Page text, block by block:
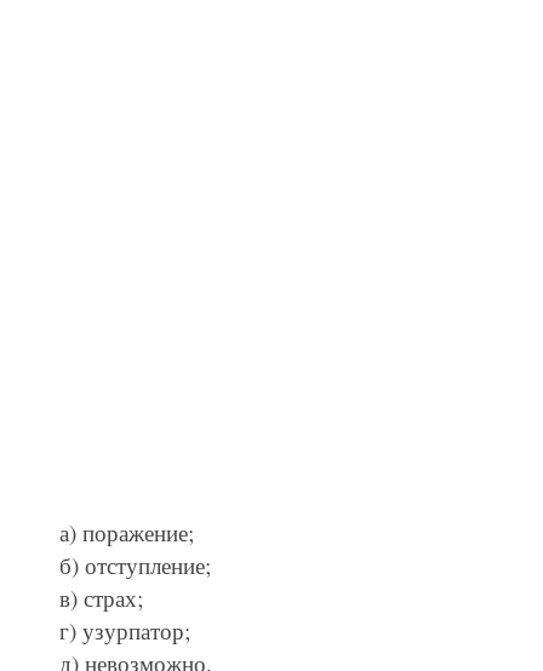
а) поражение;
б) отступление;
в) страх;
г) узурпатор;
д) невозможно.